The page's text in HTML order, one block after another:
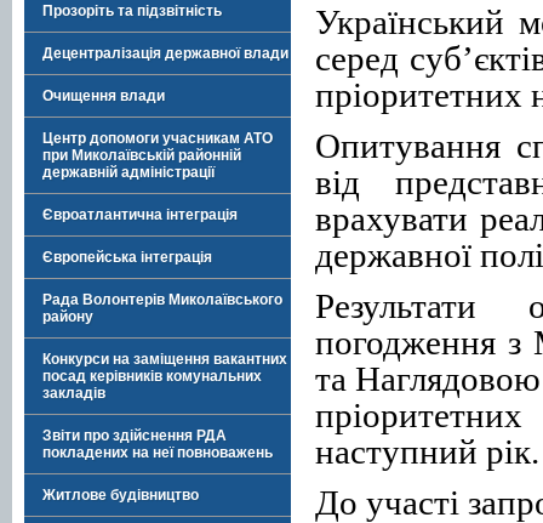
Прозоріть та підзвітність
Децентралізація державної влади
Очищення влади
Центр допомоги учасникам АТО
при Миколаївській районній
державній адміністрації
Євроатлантична інтеграція
Європейська інтеграція
Рада Волонтерів Миколаївського
району
Конкурси на заміщення вакантних
посад керівників комунальних
закладів
Звіти про здійснення РДА
покладених на неї повноважень
Житлове будівництво
Український
серед
пріоритетних
Опитування
від
врахувати
державної
погодження з
та
наступний рік.
До участі